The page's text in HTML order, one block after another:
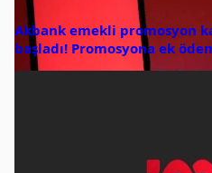
Akbank emekli promosyon
başladı! Promosyona ek